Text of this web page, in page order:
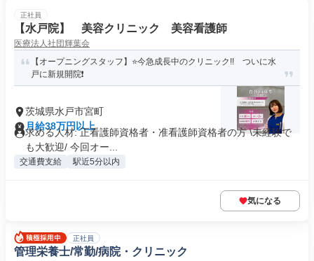
正社員
【水戸院】 美容クリニック 美容看護師
医療法人社団輝葉会
【オープニングスタッフ】⭐今急成長中のクリニック!! ついに水
戸に新規開院❗
茨城県水戸市宮町
月給38万円以上
求める人材: 正看護師資格者・准看護師資格者の方 \未経験で
も大歓迎/ 今回オー...
交通費支給 駅近5分以内
気になる
正社員
管理栄養士/常勤/病院・クリニック